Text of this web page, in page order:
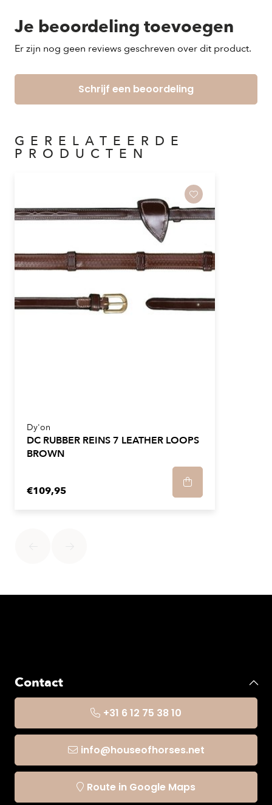
Je beoordeling toevoegen
Er zijn nog geen reviews geschreven over dit product.
Schrijf een beoordeling
GERELATEERDE
PRODUCTEN
Dy'on
DC RUBBER REINS 7 LEATHER LOOPS
BROWN
€109,95
Contact
+31 6 12 75 38 10
info@houseofhorses.net
Route in Google Maps